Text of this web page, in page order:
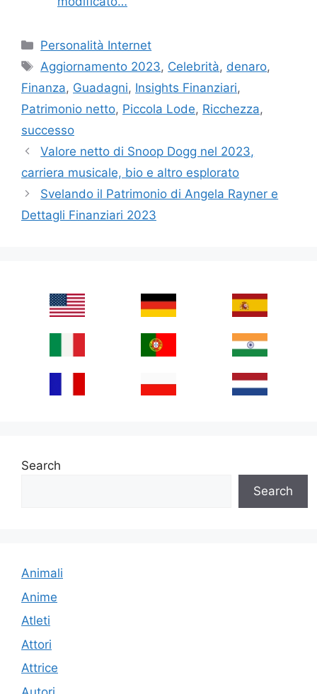
Categories
Personalità Internet
Tags
Aggiornamento 2023, Celebrità, denaro,
Finanza, Guadagni, Insights Finanziari,
Patrimonio netto, Piccola Lode, Ricchezza,
successo
Valore netto di Snoop Dogg nel 2023,
carriera musicale, bio e altro esplorato
Svelando il Patrimonio di Angela Rayner e
Dettagli Finanziari 2023
Search
Search
Animali
Anime
Atleti
Attori
Attrice